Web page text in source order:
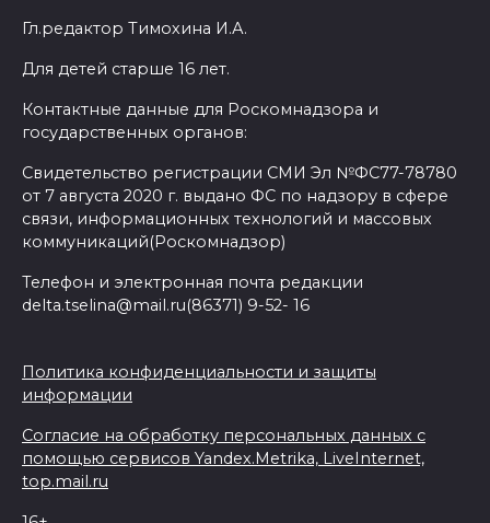
Гл.редактор Тимохина И.А.
Для детей старше 16 лет.
Контактные данные для Роскомнадзора и
государственных органов:
Свидетельство регистрации СМИ Эл №ФС77-78780
от 7 августа 2020 г. выдано ФС по надзору в сфере
связи, информационных технологий и массовых
коммуникаций(Роскомнадзор)
Телефон и электронная почта редакции
delta.tselina@mail.ru(86371) 9-52- 16
Политика конфиденциальности и защиты
информации
Согласие на обработку персональных данных с
помощью сервисов Yandex.Metrika, LiveInternet,
top.mail.ru